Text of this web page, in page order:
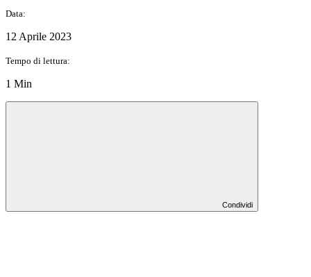
Data:
12 Aprile 2023
Tempo di lettura:
1 Min
Condividi